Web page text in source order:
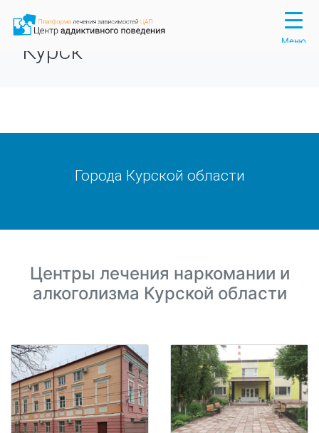
Курск
Города Курской области
Центры лечения наркомании и
алкоголизма Курской области
Меню